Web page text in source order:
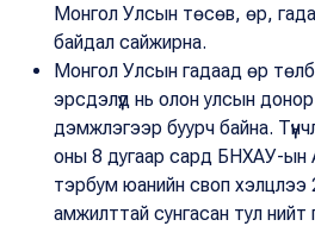
Монгол Улсын төсөв, өр,
байдал сайжирна.
Монгол Улсын гадаад өр
эрсдэлүүд нь олон улсын
дэмжлэгээр буурч байна.
оны 8 дугаар сард БНХАУ-ын
тэрбум юанийн своп хэлцлээ
амжилттай сунгасан тул нийт